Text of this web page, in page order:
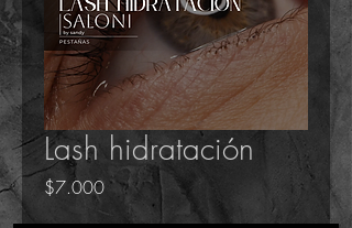
Lash hidratación
$7.000Precio